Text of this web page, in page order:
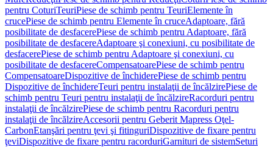
pentru CoturiTeuriPiese de schimb pentru TeuriElemente în
crucePiese de schimb pentru Elemente în cruceAdaptoare, fără
posibilitate de desfacerePiese de schimb pentru Adaptoare, fără
posibilitate de desfacereAdaptoare şi conexiuni, cu posibilitate de
desfacerePiese de schimb pentru Adaptoare şi conexiuni, cu
posibilitate de desfacereCompensatoarePiese de schimb pentru
CompensatoareDispozitive de închiderePiese de schimb pentru
Dispozitive de închidereTeuri pentru instalaţii de încălzirePiese de
schimb pentru Teuri pentru instalaţii de încălzireRacorduri pentru
instalaţii de încălzirePiese de schimb pentru Racorduri pentru
instalaţii de încălzireAccesorii pentru Geberit Mapress Oţel-
CarbonEtanşări pentru ţevi şi fitinguriDispozitive de fixare pentru
ţeviDispozitive de fixare pentru racorduriGarnituri de sistemSeturi